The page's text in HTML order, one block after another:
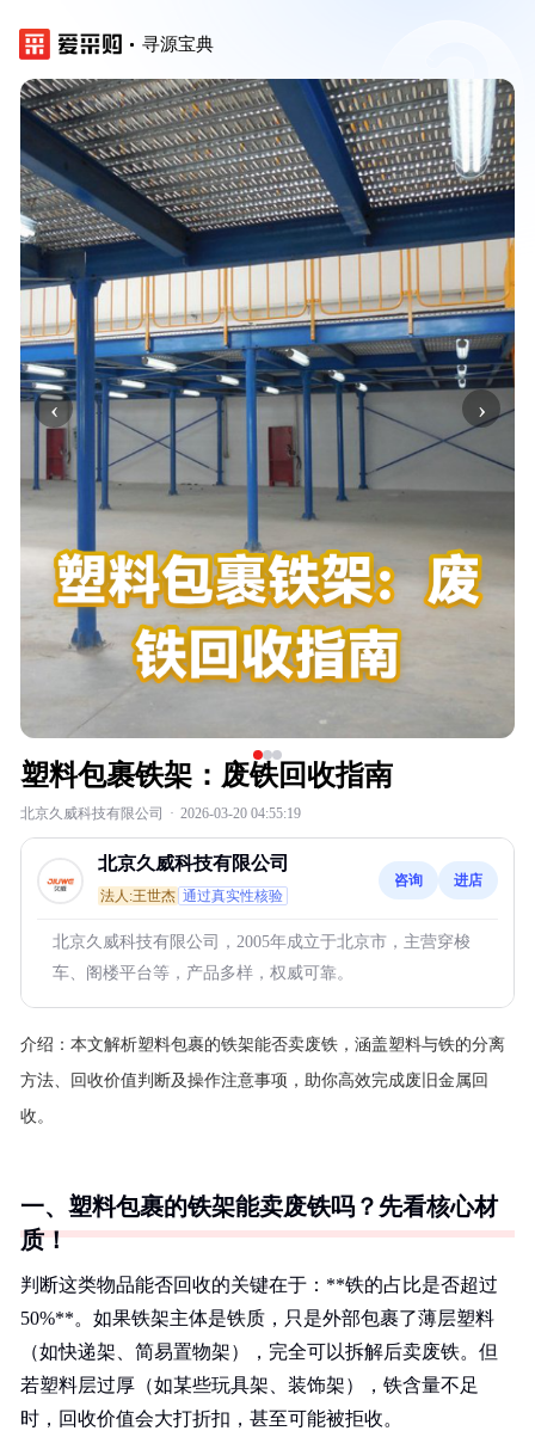
寻源宝典
‹ ›
塑料包裹铁架：废铁回收指南
北京久威科技有限公司 · 2026-03-20 04:55:19
北京久威科技有限公司
法人:王世杰 通过真实性核验
咨询 进店
北京久威科技有限公司，2005年成立于北京市，主营穿梭
车、阁楼平台等，产品多样，权威可靠。
介绍： 本文解析塑料包裹的铁架能否卖废铁，涵盖塑料与铁的分离
方法、回收价值判断及操作注意事项，助你高效完成废旧金属回
收。
一、塑料包裹的铁架能卖废铁吗？先看核心材
质！
判断这类物品能否回收的关键在于：**铁的占比是否超过
50%**。如果铁架主体是铁质，只是外部包裹了薄层塑料
（如快递架、简易置物架），完全可以拆解后卖废铁。但
若塑料层过厚（如某些玩具架、装饰架），铁含量不足
时，回收价值会大打折扣，甚至可能被拒收。